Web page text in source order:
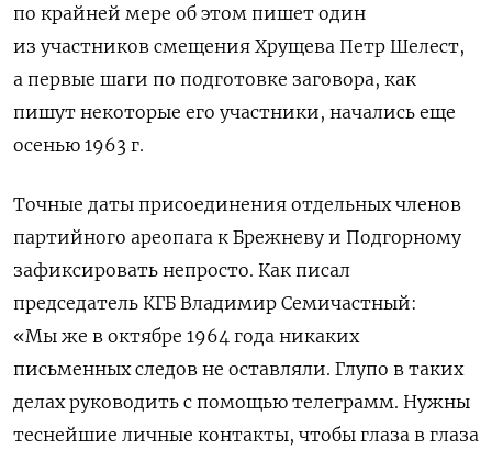
по крайней мере об этом пишет один
из участников смещения Хрущева Петр Шелест,
а первые шаги по подготовке заговора, как
пишут некоторые его участники, начались еще
осенью 1963 г.
Точные даты присоединения отдельных членов
партийного ареопага к Брежневу и Подгорному
зафиксировать непросто. Как писал
председатель КГБ Владимир Семичастный:
«Мы же в октябре 1964 года никаких
письменных следов не оставляли. Глупо в таких
делах руководить с помощью телеграмм. Нужны
теснейшие личные контакты, чтобы глаза в глаза